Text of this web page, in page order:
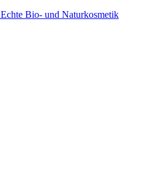
Echte Bio- und Naturkosmetik